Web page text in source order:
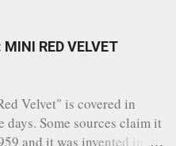
RED VELVET
Velvet" is covered in
days. Some sources claim it
and it was invented in